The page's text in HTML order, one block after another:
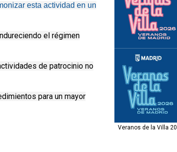
esta actividad en un
el régimen
de patrocinio no
para un mayor
Veranos de la Villa